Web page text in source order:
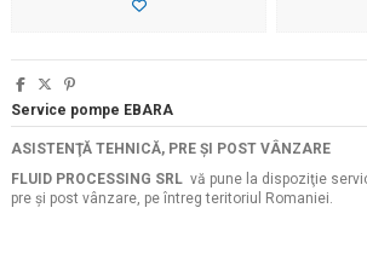
Service pompe EBARA
ASISTENŢĂ TEHNICĂ, PRE ŞI POST VÂNZARE
FLUID PROCESSING SRL vă pune la dispoziţie
pre şi post vânzare, pe întreg teritoriul Romaniei.